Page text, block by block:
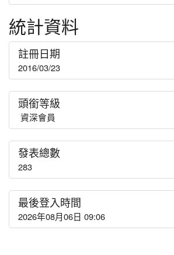
統計資料
註冊日期
2016/03/23
頭銜等級
資深會員
發表總數
283
最後登入時間
2026年08月06日 09:06